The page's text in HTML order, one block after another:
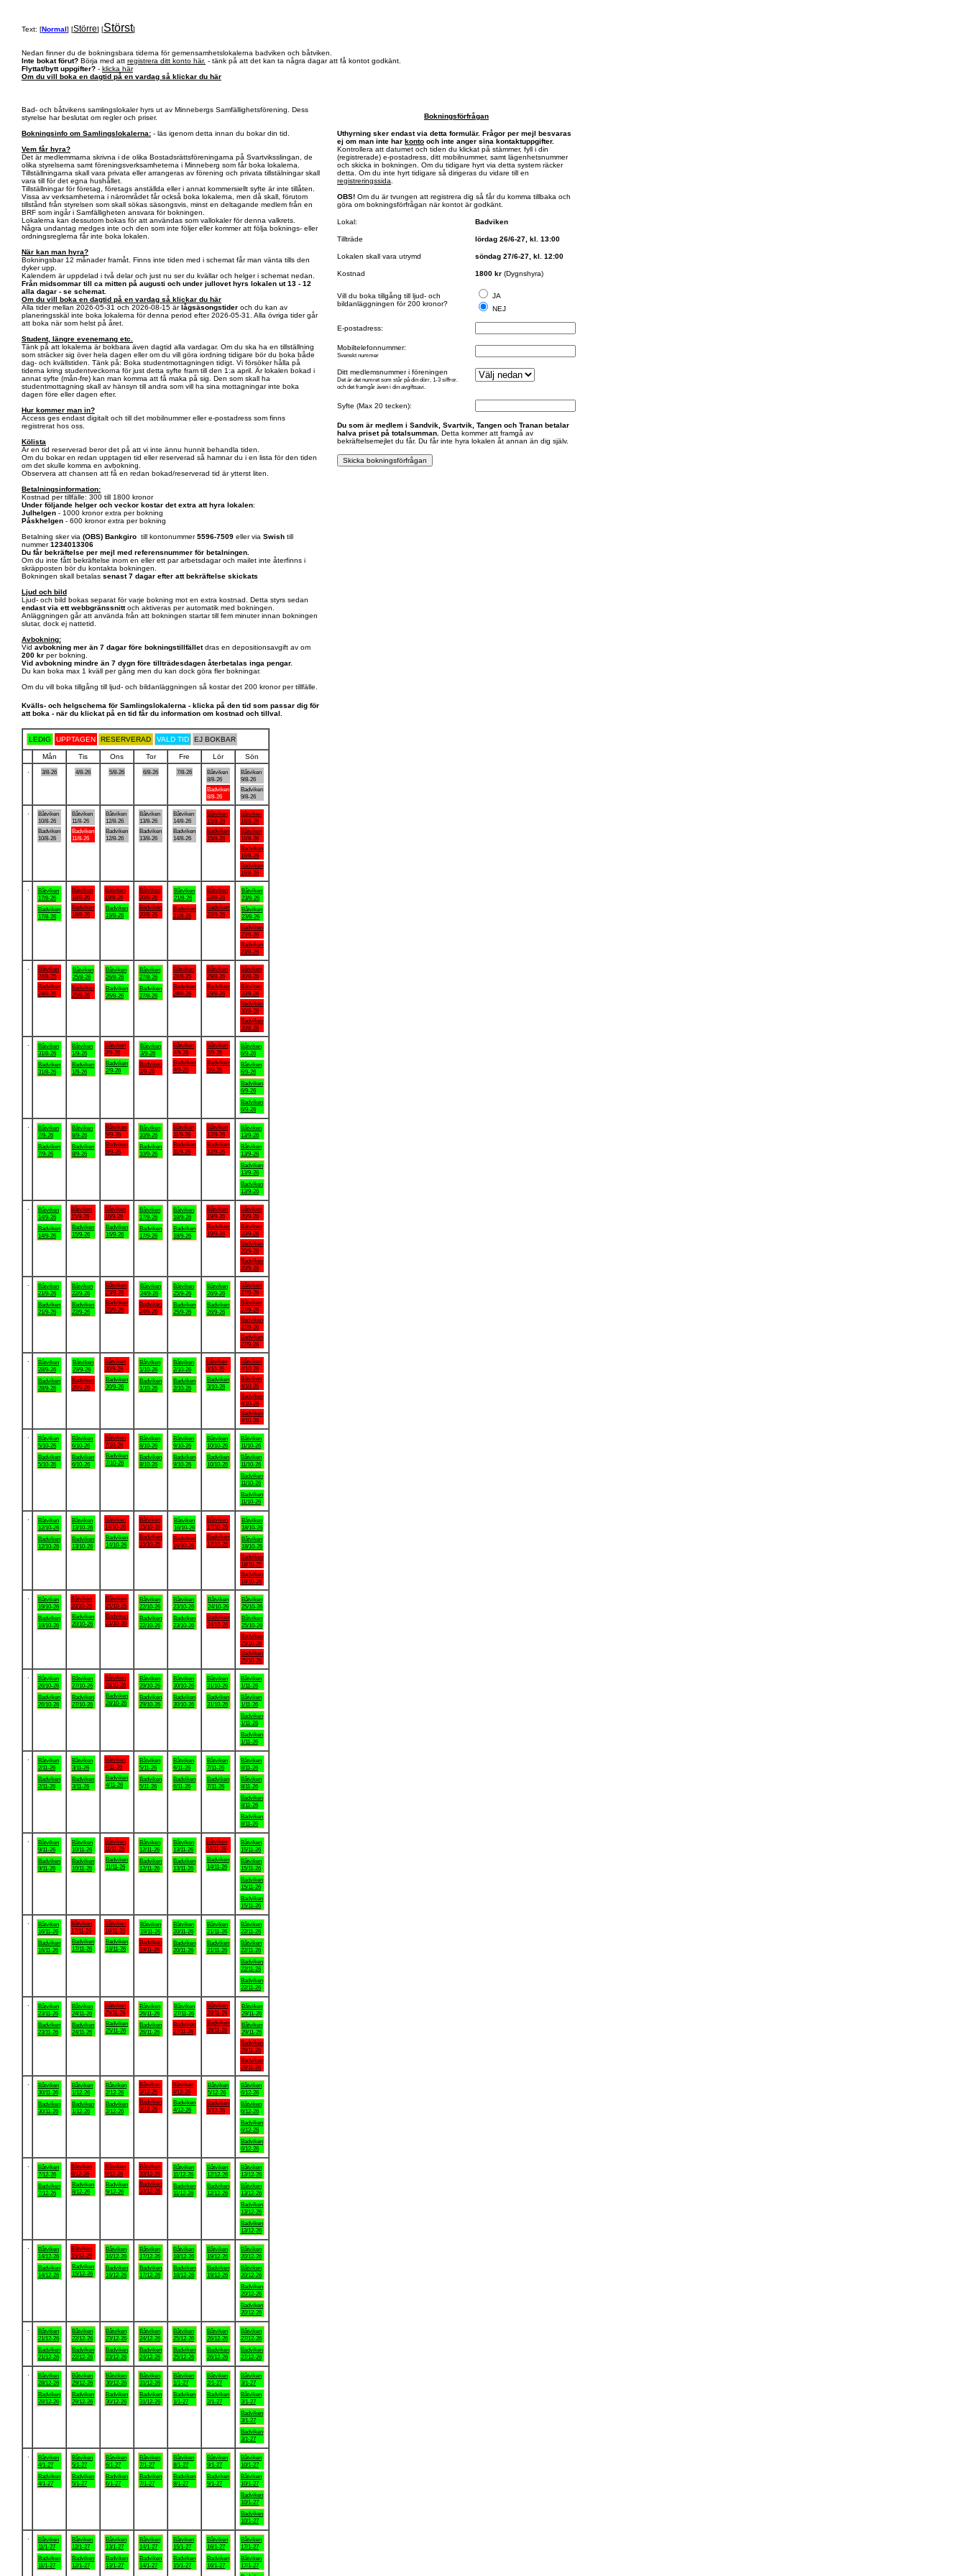
Text: [Normal] [Större] [Störst]
Nedan finner du de bokningsbara tiderna för gemensamhetslokalerna badviken och båtviken.
Inte bokat förut? Börja med att registrera ditt konto här. - tänk på att det kan ta några dagar att få kontot godkänt.
Flyttat/bytt uppgifter? - klicka här
Om du vill boka en dagtid på en vardag så klickar du här
Bad- och båtvikens samlingslokaler hyrs ut av Minnebergs Samfällighetsförening. Dess
styrelse har beslutat om regler och priser.
Bokningsinfo om Samlingslokalerna: - läs igenom detta innan du bokar din tid.
Vem får hyra?
Det är medlemmarna skrivna i de olika Bostadsrättsföreningarna på Svartviksslingan, de
olika styrelserna samt föreningsverksamheterna i Minneberg som får boka lokalerna.
Tillställningarna skall vara privata eller arrangeras av förening och privata tillstälningar skall
vara till för det egna hushållet.
Tillställningar för företag, företags anställda eller i annat kommersiellt syfte är inte tillåten.
Vissa av verksamheterna i närområdet får också boka lokalerna, men då skall, förutom
tillstånd från styrelsen som skall sökas säsongsvis, minst en deltagande medlem från en
BRF som ingår i Samfälligheten ansvara för bokningen.
Lokalerna kan dessutom bokas för att användas som vallokaler för denna valkrets.
Några undantag medges inte och den som inte följer eller kommer att följa boknings- eller
ordningsreglerna får inte boka lokalen.
När kan man hyra?
Bokningsbar 12 månader framåt. Finns inte tiden med i schemat får man vänta tills den
dyker upp.
Kalendern är uppdelad i två delar och just nu ser du kvällar och helger i schemat nedan.
Från midsommar till ca mitten på augusti och under jullovet hyrs lokalen ut 13 - 12
alla dagar - se schemat.
Om du vill boka en dagtid på en vardag så klickar du här
Alla tider mellan 2026-05-31 och 2026-08-15 ärlågsäsongstider och du kan av
planeringsskäl inte boka lokalerna för denna period efter 2026-05-31. Alla övriga tider går
att boka när som helst på året.
Student, längre evenemang etc.
Tänk på att lokalerna är bokbara även dagtid alla vardagar. Om du ska ha en tillställning
som sträcker sig över hela dagen eller om du vill göra iordning tidigare bör du boka både
dag- och kvällstiden. Tänk på: Boka studentmottagningen tidigt. Vi försöker hålla på
tiderna kring studentveckorna för just detta syfte fram till den 1:a april. Är lokalen bokad i
annat syfte (mån-fre) kan man komma att få maka på sig. Den som skall ha
studentmottagning skall av hänsyn till andra som vill ha sina mottagningar inte boka
dagen före eller dagen efter.
Hur kommer man in?
Access ges endast digitalt och till det mobilnummer eller e-postadress som finns
registrerat hos oss.
Kölista
Är en tid reserverad beror det på att vi inte ännu hunnit behandla tiden.
Om du bokar en redan upptagen tid eller reserverad så hamnar du i en lista för den tiden
om det skulle komma en avbokning.
Observera att chansen att få en redan bokad/reserverad tid är ytterst liten.
Betalningsinformation:
Kostnad per tillfälle: 300 till 1800 kronor
Under följande helger och veckor kostar det extra att hyra lokalen:
Julhelgen - 1000 kronor extra per bokning
Påskhelgen - 600 kronor extra per bokning
Betalning sker via (OBS) Bankgiro till kontonummer5596-7509 eller via Swish till
nummer1234013306
Du får bekräftelse per mejl med referensnummer för betalningen.
Om du inte fått bekräftelse inom en eller ett par arbetsdagar och mailet inte återfinns i
skräpposten bör du kontakta bokningen.
Bokningen skall betalas senast 7 dagar efter att bekräftelse skickats
Ljud och bild
Ljud- och bild bokas separat för varje bokning mot en extra kostnad. Detta styrs sedan
endast via ett webbgränssnittoch aktiveras per automatik med bokningen.
Anläggningen går att använda från att bokningen startar till fem minuter innan bokningen
slutar, dock ej nattetid.
Avbokning:
Vid avbokning mer än 7 dagar före bokningstillfälletdras en depositionsavgift av om
200 kr per bokning.
Vid avbokning mindre än 7 dygn före tillträdesdagen återbetalas inga pengar.
Du kan boka max 1 kväll per gång men du kan dock göra fler bokningar.
Om du vill boka tillgång till ljud- och bildanläggningen så kostar det 200 kronor per tillfälle.
Bokningsförfrågan
Uthyrning sker endast via detta formulär. Frågor per mejl besvaras
ej om man inte har konto och inte anger sina kontaktuppgifter.
Kontrollera att datumet och tiden du klickat på stämmer, fyll i din
(registrerade) e-postadress, ditt mobilnummer, samt lägenhetsnummer
och skicka in bokningen. Om du tidigare hyrt via detta system räcker
detta. Om du inte hyrt tidigare så dirigeras du vidare till en
registreringssida
OBS! Om du är tvungen att registrera dig så får du komma tillbaka och
göra om bokningsförfrågan när kontot är godkänt.
Lokal: Badviken
Tillträde lördag 26/6-27, kl. 13:00
Lokalen skall vara utrymd söndag 27/6-27, kl. 12:00
Kostnad 1800 kr (Dygnshyra)
Vill du boka tillgång till ljud- och
bildanläggningen för 200 kronor?
JA
NEJ
E-postadress:
Mobiltelefonnummer:
Svenskt nummer
Ditt medlemsnummer i föreningen
Det är det numret som står på din dörr, 1-3 siffror.
och det framgår även i din avgiftsavi.
Syfte (Max 20 tecken):
Du som är medlem i Sandvik, Svartvik, Tangen och Tranan betalar
halva priset på totalsumman. Detta kommer att framgå av
bekräftelsemejlet du får. Du får inte hyra lokalen åt annan än dig själv.
Kvälls- och helgschema för Samlingslokalerna - klicka på den tid som passar dig för
att boka - när du klickat på en tid får du information om kostnad och tillval.
LEDIG UPPTAGEN RESERVERAD VALD TID EJ BOKBAR
Mån Tis Ons Tor Fre Lör
Sön
3/8-26 4/8-26 5/8-26 6/8-26 7/8-26
Båtviken
8/8-26
Badviken
8/8-26
Båtviken
9/8-26
Badviken
9/8-26
Båtviken
10/8-26
Badviken
10/8-26
Båtviken
11/8-26
Badviken
11/8-26
Båtviken
12/8-26
Badviken
12/8-26
Båtviken
13/8-26
Badviken
13/8-26
Båtviken
14/8-26
Badviken
14/8-26
Båtviken
15/8-26
Badviken
15/8-26
Båtviken
16/8-26
Båtviken
16/8-26
Badviken
16/8-26
Badviken
16/8-26
Båtviken
17/8-26
Badviken
17/8-26
Båtviken
18/8-26
Badviken
18/8-26
Båtviken
19/8-26
Badviken
19/8-26
Båtviken
20/8-26
Badviken
20/8-26
Båtviken
21/8-26
Badviken
21/8-26
Båtviken
22/8-26
Badviken
22/8-26
Båtviken
23/8-26
Båtviken
23/8-26
Badviken
23/8-26
Badviken
23/8-26
Båtviken
24/8-26
Badviken
24/8-26
Båtviken
25/8-26
Badviken
25/8-26
Båtviken
26/8-26
Badviken
26/8-26
Båtviken
27/8-26
Badviken
27/8-26
Båtviken
28/8-26
Badviken
28/8-26
Båtviken
29/8-26
Badviken
29/8-26
Båtviken
30/8-26
Båtviken
30/8-26
Badviken
30/8-26
Badviken
30/8-26
Båtviken
31/8-26
Badviken
31/8-26
Båtviken
1/9-26
Badviken
1/9-26
Båtviken
2/9-26
Badviken
2/9-26
Båtviken
3/9-26
Badviken
3/9-26
Båtviken
4/9-26
Badviken
4/9-26
Båtviken
5/9-26
Badviken
5/9-26
Båtviken
6/9-26
Båtviken
6/9-26
Badviken
6/9-26
Badviken
6/9-26
Båtviken
7/9-26
Badviken
7/9-26
Båtviken
8/9-26
Badviken
8/9-26
Båtviken
9/9-26
Badviken
9/9-26
Båtviken
10/9-26
Badviken
10/9-26
Båtviken
11/9-26
Badviken
11/9-26
Båtviken
12/9-26
Badviken
12/9-26
Båtviken
13/9-26
Båtviken
13/9-26
Badviken
13/9-26
Badviken
13/9-26
Båtviken
14/9-26
Badviken
14/9-26
Båtviken
15/9-26
Badviken
15/9-26
Båtviken
16/9-26
Badviken
16/9-26
Båtviken
17/9-26
Badviken
17/9-26
Båtviken
18/9-26
Badviken
18/9-26
Båtviken
19/9-26
Badviken
19/9-26
Båtviken
20/9-26
Båtviken
20/9-26
Badviken
20/9-26
Badviken
20/9-26
Båtviken
21/9-26
Badviken
21/9-26
Båtviken
22/9-26
Badviken
22/9-26
Båtviken
23/9-26
Badviken
23/9-26
Båtviken
24/9-26
Badviken
24/9-26
Båtviken
25/9-26
Badviken
25/9-26
Båtviken
26/9-26
Badviken
26/9-26
Båtviken
27/9-26
Båtviken
27/9-26
Badviken
27/9-26
Badviken
27/9-26
Båtviken
28/9-26
Badviken
28/9-26
Båtviken
29/9-26
Badviken
29/9-26
Båtviken
30/9-26
Badviken
30/9-26
Båtviken
1/10-26
Badviken
1/10-26
Båtviken
2/10-26
Badviken
2/10-26
Båtviken
3/10-26
Badviken
3/10-26
Båtviken
4/10-26
Båtviken
4/10-26
Badviken
4/10-26
Badviken
4/10-26
Båtviken
5/10-26
Badviken
5/10-26
Båtviken
6/10-26
Badviken
6/10-26
Båtviken
7/10-26
Badviken
7/10-26
Båtviken
8/10-26
Badviken
8/10-26
Båtviken
9/10-26
Badviken
9/10-26
Båtviken
10/10-26
Badviken
10/10-26
Båtviken
11/10-26
Båtviken
11/10-26
Badviken
11/10-26
Badviken
11/10-26
Båtviken
12/10-26
Badviken
12/10-26
Båtviken
13/10-26
Badviken
13/10-26
Båtviken
14/10-26
Badviken
14/10-26
Båtviken
15/10-26
Badviken
15/10-26
Båtviken
16/10-26
Badviken
16/10-26
Båtviken
17/10-26
Badviken
17/10-26
Båtviken
18/10-26
Båtviken
18/10-26
Badviken
18/10-26
Badviken
18/10-26
Båtviken
19/10-26
Badviken
19/10-26
Båtviken
20/10-26
Badviken
20/10-26
Båtviken
21/10-26
Badviken
21/10-26
Båtviken
22/10-26
Badviken
22/10-26
Båtviken
23/10-26
Badviken
23/10-26
Båtviken
24/10-26
Badviken
24/10-26
Båtviken
25/10-26
Båtviken
25/10-26
Badviken
25/10-26
Badviken
25/10-26
Båtviken
26/10-26
Badviken
26/10-26
Båtviken
27/10-26
Badviken
27/10-26
Båtviken
28/10-26
Badviken
28/10-26
Båtviken
29/10-26
Badviken
29/10-26
Båtviken
30/10-26
Badviken
30/10-26
Båtviken
31/10-26
Badviken
31/10-26
Båtviken
1/11-26
Båtviken
1/11-26
Badviken
1/11-26
Badviken
1/11-26
Båtviken
2/11-26
Badviken
2/11-26
Båtviken
3/11-26
Badviken
3/11-26
Båtviken
4/11-26
Badviken
4/11-26
Båtviken
5/11-26
Badviken
5/11-26
Båtviken
6/11-26
Badviken
6/11-26
Båtviken
7/11-26
Badviken
7/11-26
Båtviken
8/11-26
Båtviken
8/11-26
Badviken
8/11-26
Badviken
8/11-26
Båtviken
9/11-26
Badviken
9/11-26
Båtviken
10/11-26
Badviken
10/11-26
Båtviken
11/11-26
Badviken
11/11-26
Båtviken
12/11-26
Badviken
12/11-26
Båtviken
13/11-26
Badviken
13/11-26
Båtviken
14/11-26
Badviken
14/11-26
Båtviken
15/11-26
Båtviken
15/11-26
Badviken
15/11-26
Badviken
15/11-26
Båtviken
16/11-26
Badviken
16/11-26
Båtviken
17/11-26
Badviken
17/11-26
Båtviken
18/11-26
Badviken
18/11-26
Båtviken
19/11-26
Badviken
19/11-26
Båtviken
20/11-26
Badviken
20/11-26
Båtviken
21/11-26
Badviken
21/11-26
Båtviken
22/11-26
Båtviken
22/11-26
Badviken
22/11-26
Badviken
22/11-26
Båtviken
23/11-26
Badviken
23/11-26
Båtviken
24/11-26
Badviken
24/11-26
Båtviken
25/11-26
Badviken
25/11-26
Båtviken
26/11-26
Badviken
26/11-26
Båtviken
27/11-26
Badviken
27/11-26
Båtviken
28/11-26
Badviken
28/11-26
Båtviken
29/11-26
Båtviken
29/11-26
Badviken
29/11-26
Badviken
29/11-26
Båtviken
30/11-26
Badviken
30/11-26
Båtviken
1/12-26
Badviken
1/12-26
Båtviken
2/12-26
Badviken
2/12-26
Båtviken
3/12-26
Badviken
3/12-26
Båtviken
4/12-26
Badviken
4/12-26
Båtviken
5/12-26
Badviken
5/12-26
Båtviken
6/12-26
Båtviken
6/12-26
Badviken
6/12-26
Badviken
6/12-26
Båtviken
7/12-26
Badviken
7/12-26
Båtviken
8/12-26
Badviken
8/12-26
Båtviken
9/12-26
Badviken
9/12-26
Båtviken
10/12-26
Badviken
10/12-26
Båtviken
11/12-26
Badviken
11/12-26
Båtviken
12/12-26
Badviken
12/12-26
Båtviken
13/12-26
Båtviken
13/12-26
Badviken
13/12-26
Badviken
13/12-26
Båtviken
14/12-26
Badviken
14/12-26
Båtviken
15/12-26
Badviken
15/12-26
Båtviken
16/12-26
Badviken
16/12-26
Båtviken
17/12-26
Badviken
17/12-26
Båtviken
18/12-26
Badviken
18/12-26
Båtviken
19/12-26
Badviken
19/12-26
Båtviken
20/12-26
Båtviken
20/12-26
Badviken
20/12-26
Badviken
20/12-26
Båtviken
21/12-26
Badviken
21/12-26
Båtviken
22/12-26
Badviken
22/12-26
Båtviken
23/12-26
Badviken
23/12-26
Båtviken
24/12-26
Badviken
24/12-26
Båtviken
25/12-26
Badviken
25/12-26
Båtviken
26/12-26
Badviken
26/12-26
Båtviken
27/12-26
Badviken
27/12-26
Båtviken
28/12-26
Badviken
28/12-26
Båtviken
29/12-26
Badviken
29/12-26
Båtviken
30/12-26
Badviken
30/12-26
Båtviken
31/12-26
Badviken
31/12-26
Båtviken
1/1-27
Badviken
1/1-27
Båtviken
2/1-27
Badviken
2/1-27
Båtviken
3/1-27
Båtviken
3/1-27
Badviken
3/1-27
Badviken
3/1-27
Båtviken
4/1-27
Badviken
4/1-27
Båtviken
5/1-27
Badviken
5/1-27
Båtviken
6/1-27
Badviken
6/1-27
Båtviken
7/1-27
Badviken
7/1-27
Båtviken
8/1-27
Badviken
8/1-27
Båtviken
9/1-27
Badviken
9/1-27
Båtviken
10/1-27
Båtviken
10/1-27
Badviken
10/1-27
Badviken
10/1-27
Båtviken
11/1-27
Badviken
11/1-27
Båtviken
12/1-27
Badviken
12/1-27
Båtviken
13/1-27
Badviken
13/1-27
Båtviken
14/1-27
Badviken
14/1-27
Båtviken
15/1-27
Badviken
15/1-27
Båtviken
16/1-27
Badviken
16/1-27
Båtviken
17/1-27
Båtviken
17/1-27